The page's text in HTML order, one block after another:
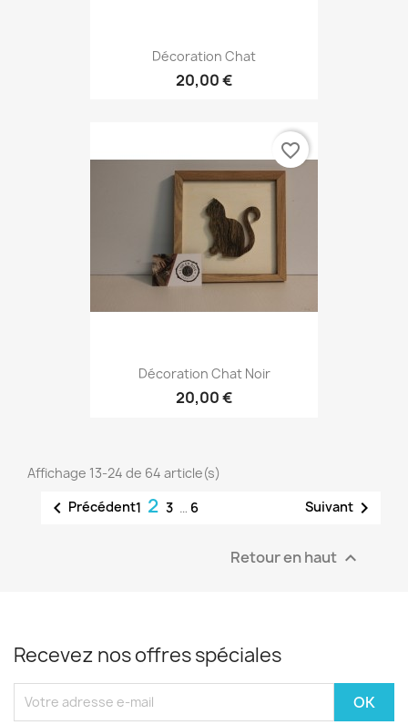
Décoration Chat
20,00 €
Décoration Chat Noir
20,00 €
favorite_border
Affichage 13-24 de 64 article(s)
 Précédent1 2 3 … 6 Suivant 
Retour en haut 
Recevez nos offres spéciales